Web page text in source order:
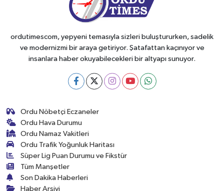
ordutimescom, yepyeni temasıyla sizleri buluştururken, sadelik
ve modernizmi bir araya getiriyor. Şatafattan kaçınıyor ve
insanlara haber okuyabilecekleri bir altyapı sunuyor.
Ordu Nöbetçi Eczaneler
Ordu Hava Durumu
Ordu Namaz Vakitleri
Ordu Trafik Yoğunluk Haritası
Süper Lig Puan Durumu ve Fikstür
Tüm Manşetler
Son Dakika Haberleri
Haber Arşivi